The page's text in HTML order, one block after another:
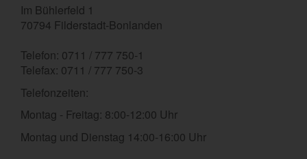
Im Bühlerfeld 1
70794 Filderstadt-Bonlanden
Telefon: 0711 / 777 750-1
Telefax: 0711 / 777 750-3
Telefonzeiten:
Montag - Freitag: 8:00-12:00 Uhr
Montag und Dienstag 14:00-16:00 Uhr